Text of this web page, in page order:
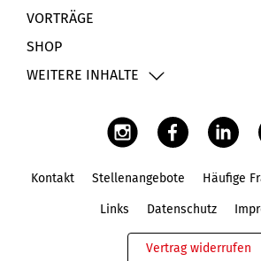
VORTRÄGE
SHOP
WEITERE INHALTE
Kontakt Stellenangebote Häufige
Links Datenschutz
Vertrag widerrufen